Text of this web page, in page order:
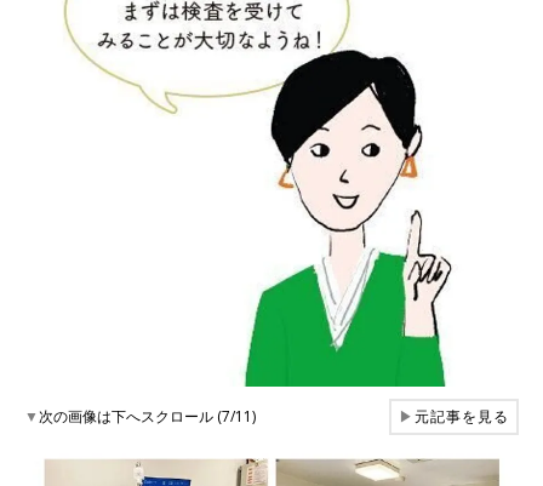
▼次の画像は下へスクロール (7/11) ▶元記事を見る